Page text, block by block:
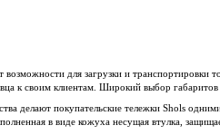
для загрузки и
к своим клиентам. Широкий выбор
делают покупательские тележки Shols
в виде кожуха несущая втулка,